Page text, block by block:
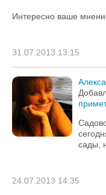
Интересно ваше
31.07.2013 13:15
сады,
24.07.2013 14:35